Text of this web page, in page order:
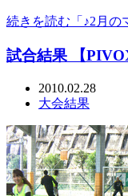
続きを読む「♪2月の
試合結果 【
2010.02.28
大会結果